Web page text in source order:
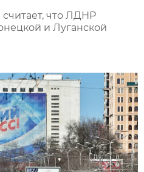
что ЛДНР
и Луганской